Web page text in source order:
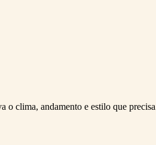
clima, andamento e estilo que